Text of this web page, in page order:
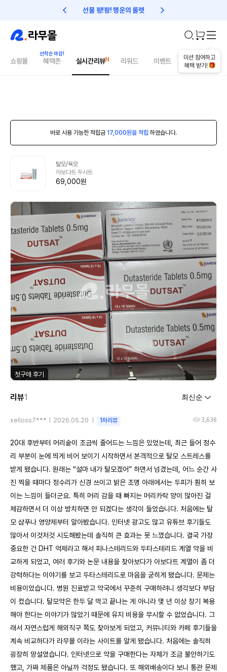
선물 팡!팡! 행운의 룰렛 친구초대 1만원 리워드!
미션 참여하고
혜택 받기!
쇼핑몰 혜택존 실시간리뷰 리워드 이벤트 건강매거진
바로 사용 가능한 적립금 17,000원을 적립 하였습니다.
탈모/육모
아보다트 두사트
69,000원
첫구매 후기
리뷰1
xelloss7*** 2026.05.20 1차리뷰 3,636
20대 후반부터 머리숱이 조금씩 줄어드는 느낌은 있었는데, 최근 들어 정수
리 부분이 눈에 띄게 비어 보이기 시작하면서 본격적으로 탈모 스트레스를
받게 됐습니다. 원래는 “설마 내가 탈모겠어” 하면서 넘겼는데, 어느 순간 사
진 찍을 때마다 정수리가 신경 쓰이고 밝은 조명 아래에서는 두피가 훤히 보
이는 느낌이 들더군요. 특히 머리 감을 때 빠지는 머리카락 양이 많아진 걸
체감하면서 더 이상 방치하면 안 되겠다는 생각이 들었습니다. 처음에는 탈
모 샴푸나 영양제부터 알아봤습니다. 인터넷 광고도 많고 유튜브 후기들도
많아서 이것저것 시도해봤는데 솔직히 큰 효과는 못 느꼈습니다. 결국 가장
중요한 건 DHT 억제라고 해서 피나스테리드와 두타스테리드 계열 약을 비
교하게 되었고, 여러 후기와 논문 내용을 찾아보다가 아보다트 계열이 좀 더
강력하다는 이야기를 보고 두타스테리드로 마음을 굳히게 됐습니다. 문제는
비용이었습니다. 병원 진료받고 약국에서 꾸준히 구매하려니 생각보다 부담
이 컸습니다. 탈모약은 한두 달 먹고 끝나는 게 아니라 몇 년 이상 장기 복용
해야 한다는 이야기가 많았기 때문에 유지 비용을 무시할 수 없었습니다. 그
래서 자연스럽게 해외직구 쪽도 찾아보게 되었고, 커뮤니티와 카페 후기들을
계속 비교하다가 라무몰 이라는 사이트를 알게 됐습니다. 처음에는 솔직히
굉장히 망설였습니다. 인터넷으로 약을 구매한다는 자체가 조금 불안하기도
했고, 가짜 제품은 아닐까 걱정도 됐습니다. 또 해외배송이다 보니 통관 문제